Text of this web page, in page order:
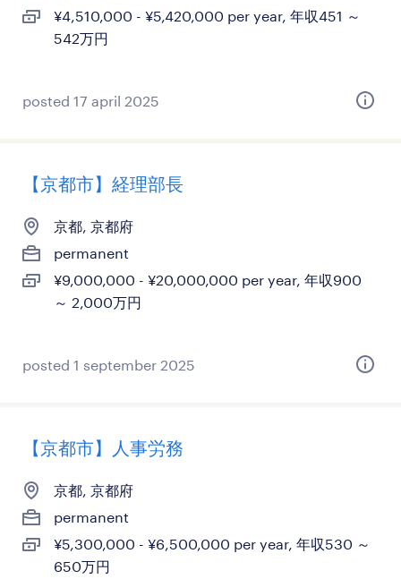
¥4,510,000 - ¥5,420,000 per year, 年収451 ～
542万円
posted 17 april 2025
【京都市】経理部長
京都, 京都府
permanent
¥9,000,000 - ¥20,000,000 per year, 年収900
～ 2,000万円
posted 1 september 2025
【京都市】人事労務
京都, 京都府
permanent
¥5,300,000 - ¥6,500,000 per year, 年収530 ～
650万円